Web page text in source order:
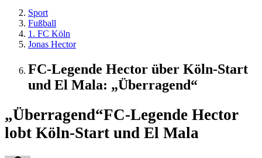
Sport
Fußball
1. FC Köln
Jonas Hector
FC-Legende Hector über Köln-Start
und El Mala: „Überragend“
„Überragend“FC-Legende Hector
lobt Köln-Start und El Mala